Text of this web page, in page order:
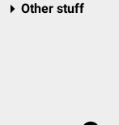
Other stuff